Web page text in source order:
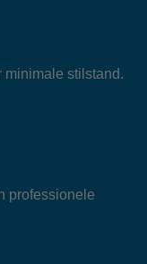
minimale stilstand.
professionele